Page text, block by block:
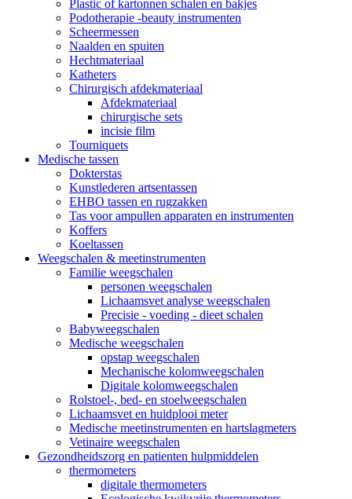
Plastic of kartonnen schalen en bakjes
Podotherapie -beauty instrumenten
Scheermessen
Naalden en spuiten
Hechtmateriaal
Katheters
Chirurgisch afdekmateriaal
Afdekmateriaal
chirurgische sets
incisie film
Tourniquets
Medische tassen
Dokterstas
Kunstlederen artsentassen
EHBO tassen en rugzakken
Tas voor ampullen apparaten en instrumenten
Koffers
Koeltassen
Weegschalen & meetinstrumenten
Familie weegschalen
personen weegschalen
Lichaamsvet analyse weegschalen
Precisie - voeding - dieet schalen
Babyweegschalen
Medische weegschalen
opstap weegschalen
Mechanische kolomweegschalen
Digitale kolomweegschalen
Rolstoel-, bed- en stoelweegschalen
Lichaamsvet en huidplooi meter
Medische meetinstrumenten en hartslagmeters
Vetinaire weegschalen
Gezondheidszorg en patienten hulpmiddelen
thermometers
digitale thermometers